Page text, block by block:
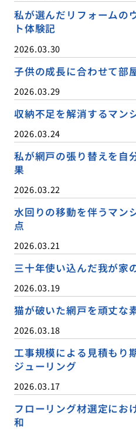
私が選んだリフォームの
ト体験記
2026.03.30
子供の成長に合わせて部
2026.03.29
収納不足を解消するマン
2026.03.24
私が網戸の張り替えを自
果
2026.03.22
水回りの移動を伴うマン
点
2026.03.21
三十年使い込んだ我が家
2026.03.19
猫が破いた網戸を頑丈な
2026.03.18
工事規模による見積もり
ジューリング
2026.03.17
フローリング材選定にお
和